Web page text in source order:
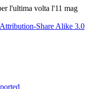
l'ultima volta l'11 mag
Attribution-Share Alike 3.0